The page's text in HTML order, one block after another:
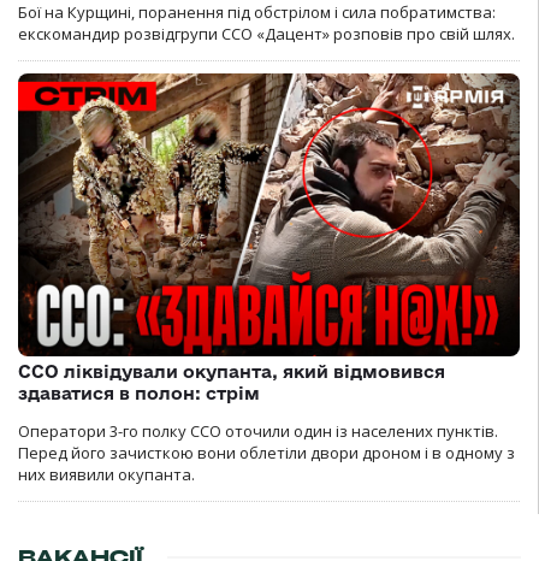
Бої на Курщині, поранення під обстрілом і сила побратимства:
екскомандир розвідгрупи ССО «Дацент» розповів про свій шлях.
ССО ліквідували окупанта, який відмовився
здаватися в полон: стрім
Оператори 3-го полку ССО оточили один із населених пунктів.
Перед його зачисткою вони облетіли двори дроном і в одному з
них виявили окупанта.